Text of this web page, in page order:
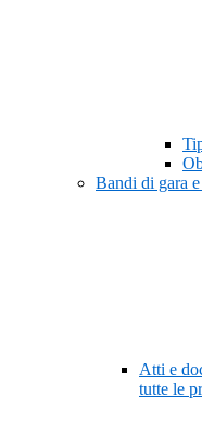
Bandi di gara
Atti e
tutte le